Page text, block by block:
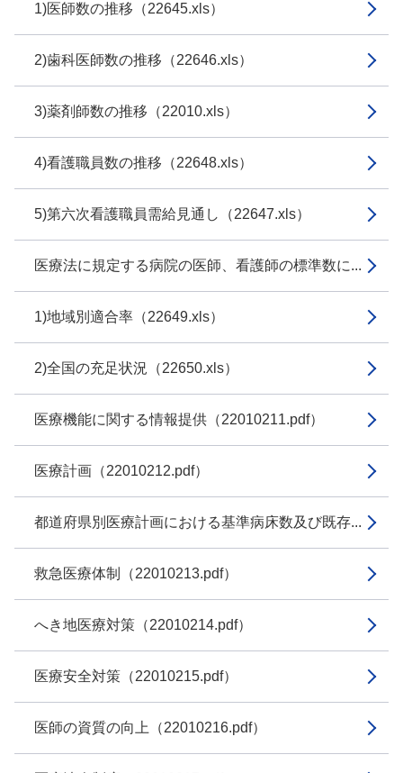
1)医師数の推移（22645.xls）
2)歯科医師数の推移（22646.xls）
3)薬剤師数の推移（22010.xls）
4)看護職員数の推移（22648.xls）
5)第六次看護職員需給見通し（22647.xls）
医療法に規定する病院の医師、看護師の標準数に...
1)地域別適合率（22649.xls）
2)全国の充足状況（22650.xls）
医療機能に関する情報提供（22010211.pdf）
医療計画（22010212.pdf）
都道府県別医療計画における基準病床数及び既存...
救急医療体制（22010213.pdf）
へき地医療対策（22010214.pdf）
医療安全対策（22010215.pdf）
医師の資質の向上（22010216.pdf）